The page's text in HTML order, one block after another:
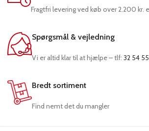
Fragtfri levering ved køb over 2.200 kr.
Spørgsmål & vejledning
Vi er altid klar til at hjælpe – tlf: 32 54
Bredt sortiment
Find nemt det du mangler